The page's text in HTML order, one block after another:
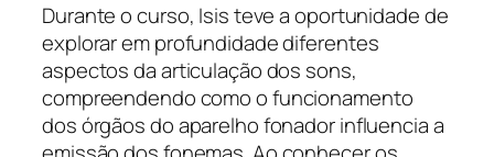
Durante o curso, Isis teve a oportunidade de
explorar em profundidade diferentes
aspectos da articulação dos sons,
compreendendo como o funcionamento
dos órgãos do aparelho fonador influencia a